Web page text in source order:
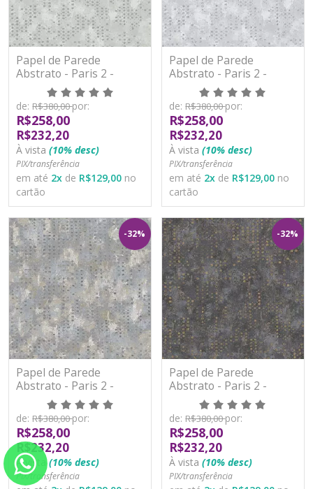
Papel de Parede
Abstrato - Paris 2 -
PA101903R - Vinílico -
TNT
de: R$380,00por:
R$258,00
R$232,20
À vista (10% desc)
PIX/transferência
em até 2x de R$129,00 no
cartão
Papel de Parede
Abstrato - Paris 2 -
PA101904R - Vinílico -
TNT
de: R$380,00por:
R$258,00
R$232,20
À vista (10% desc)
PIX/transferência
em até 2x de R$129,00 no
cartão
-32%
Papel de Parede
Abstrato - Paris 2 -
PA101905R - Vinílico -
TNT
de: R$380,00por:
R$258,00
R$232,20
À vista(10% desc)
PIX/transferência
-32%
Papel de Parede
Abstrato - Paris 2 -
PA101906R - Vinílico -
TNT
de: R$380,00por:
R$258,00
R$232,20
À vista (10% desc)
PIX/transferência